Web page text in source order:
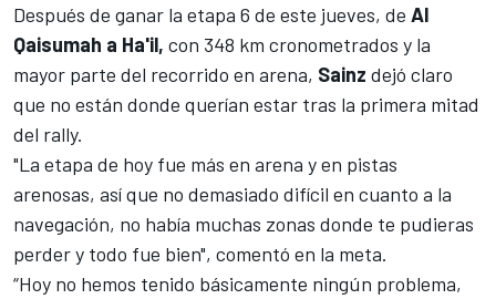
Después de ganar la etapa 6 de este jueves, de Al
Qaisumah a Ha'il, con 348 km cronometrados y la
mayor parte del recorrido en arena, Sainz dejó claro
que no están donde querían estar tras la primera mitad
del rally.
"La etapa de hoy fue más en arena y en pistas
arenosas, así que no demasiado difícil en cuanto a la
navegación, no había muchas zonas donde te pudieras
perder y todo fue bien", comentó en la meta.
“Hoy no hemos tenido básicamente ningún problema,